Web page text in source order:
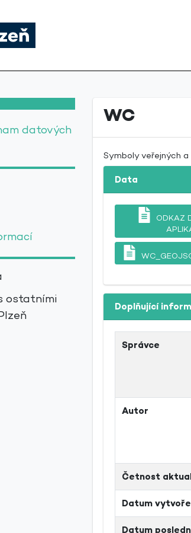
WC
Symboly veřejných a
Data
ODKAZ
Doplňující
Správce
Autor
Četnost
Datum
Datum
datových
ostatními